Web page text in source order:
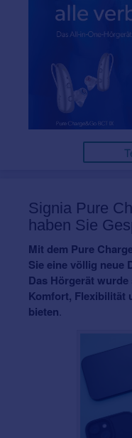
Signia Pure
haben Sie
Mit dem Pure
Sie eine völlig neue
Das Hörgerät
Komfort, Flexibilität
bieten.